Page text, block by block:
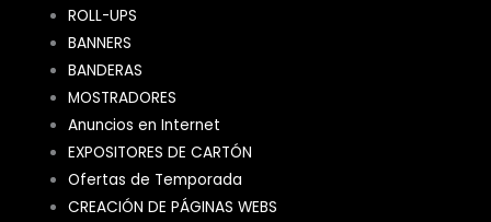
ROLL-UPS
BANNERS
BANDERAS
MOSTRADORES
Anuncios en Internet
EXPOSITORES DE CARTÓN
Ofertas de Temporada
CREACIÓN DE PÁGINAS WEBS